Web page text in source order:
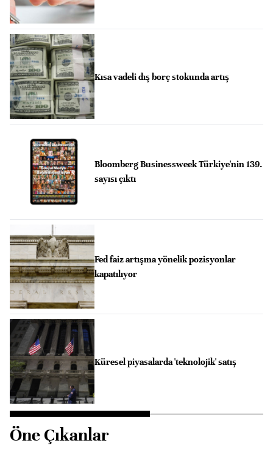
Kısa vadeli dış borç stokunda artış
Bloomberg Businessweek Türkiye'nin 139.
sayısı çıktı
Fed faiz artışına yönelik pozisyonlar
kapatılıyor
Küresel piyasalarda 'teknolojik' satış
Öne Çıkanlar